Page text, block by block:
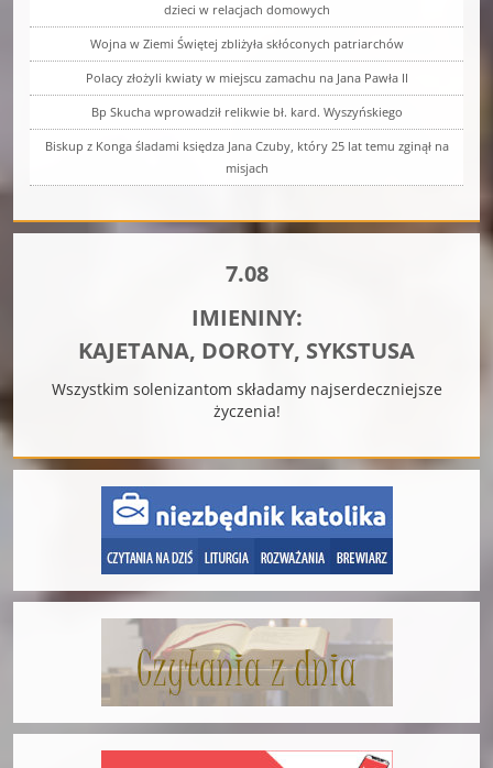
dzieci w relacjach domowych
Wojna w Ziemi Świętej zbliżyła skłóconych patriarchów
Polacy złożyli kwiaty w miejscu zamachu na Jana Pawła II
Bp Skucha wprowadził relikwie bł. kard. Wyszyńskiego
Biskup z Konga śladami księdza Jana Czuby, który 25 lat temu zginął na
misjach
7.08
IMIENINY:
KAJETANA, DOROTY, SYKSTUSA
Wszystkim solenizantom składamy najserdeczniejsze
życzenia!